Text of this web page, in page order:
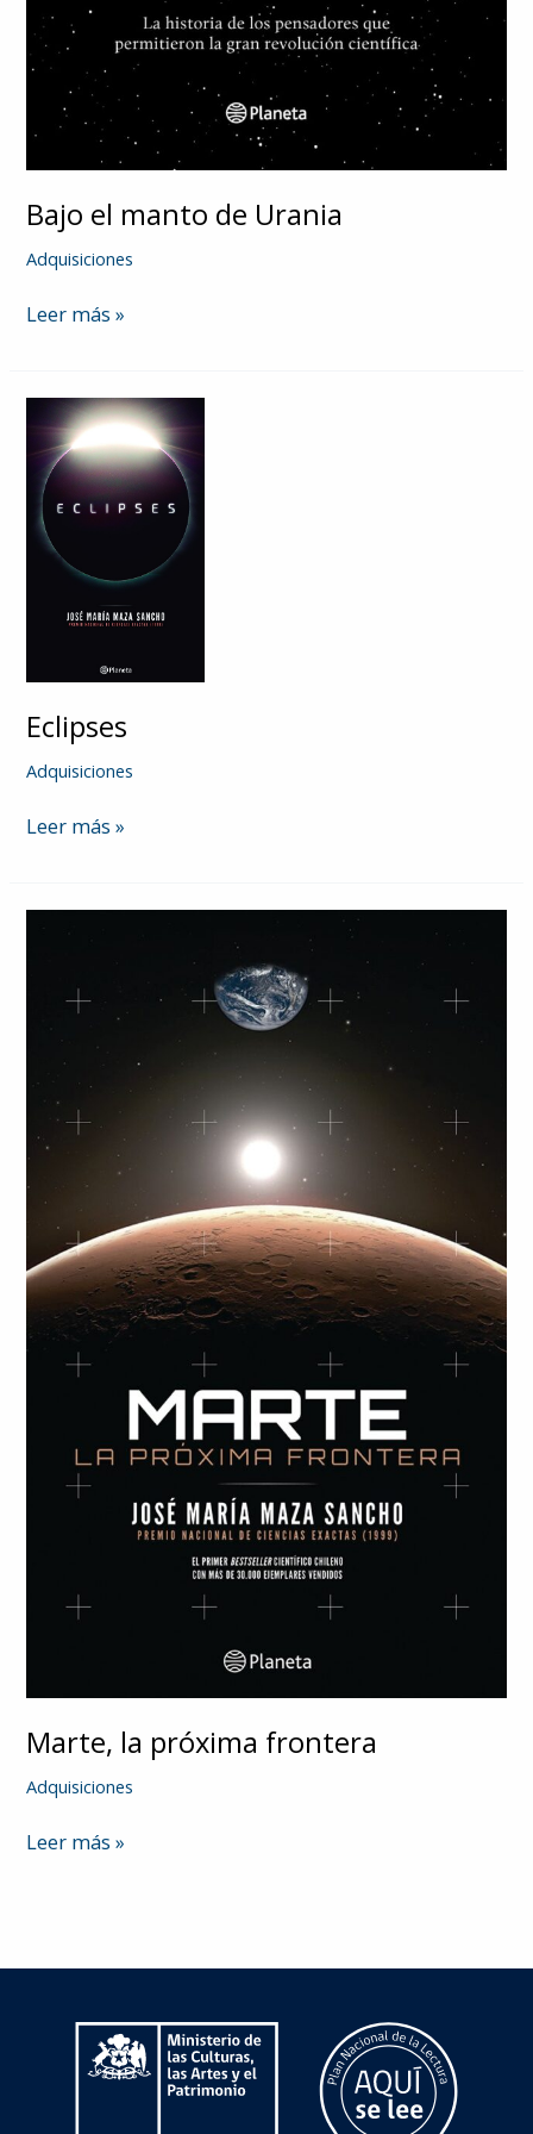
Bajo el manto de Urania
Adquisiciones
Bajo
de
Urania
Leer más »
Eclipses
Adquisiciones
Eclipses
Leer más »
Marte, la próxima frontera
Adquisiciones
Marte,
Leer más »